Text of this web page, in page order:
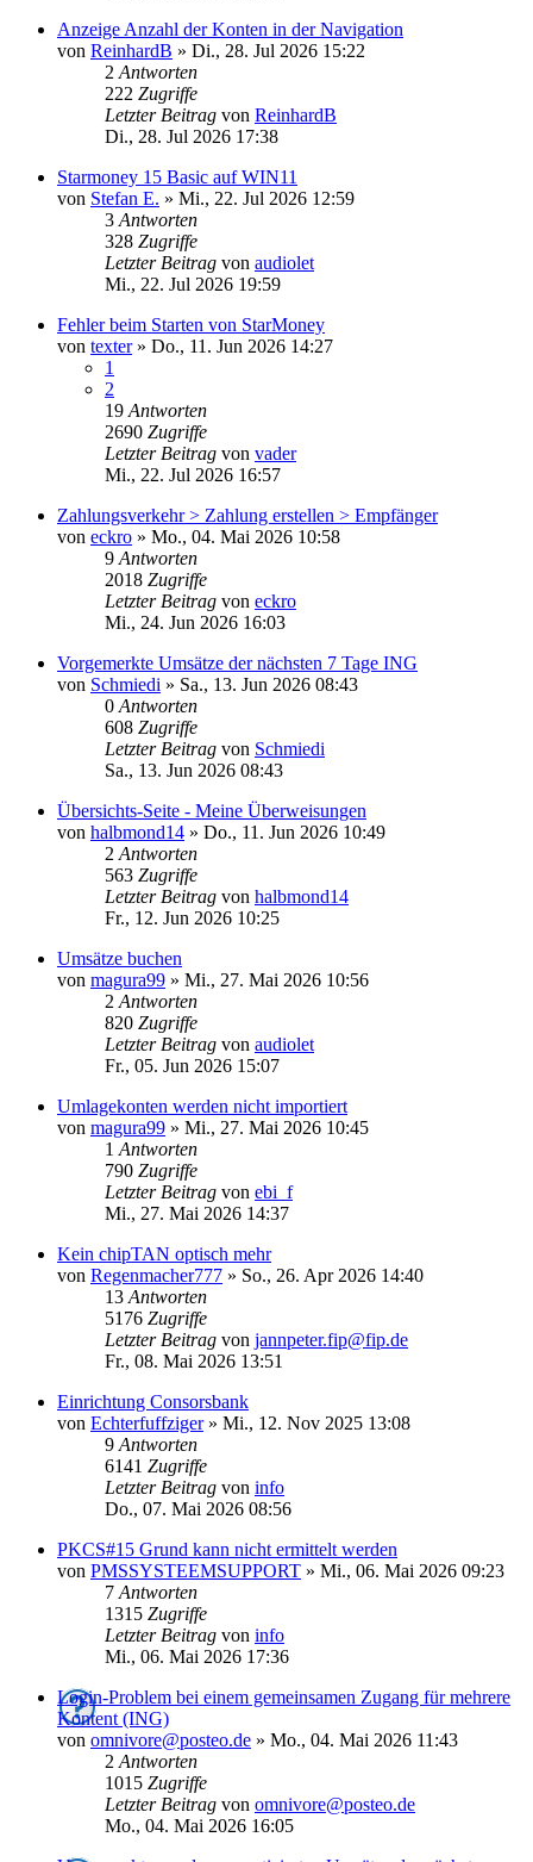
Anzeige Anzahl der Konten in der Navigation
von ReinhardB » Di., 28. Jul 2026 15:22
2 Antworten
222 Zugriffe
Letzter Beitrag von ReinhardB
Di., 28. Jul 2026 17:38
Starmoney 15 Basic auf WIN11
von Stefan E. » Mi., 22. Jul 2026 12:59
3 Antworten
328 Zugriffe
Letzter Beitrag von audiolet
Mi., 22. Jul 2026 19:59
Fehler beim Starten von StarMoney
von texter» Do., 11. Jun 2026 14:27
1
2
19 Antworten
2690 Zugriffe
Letzter Beitrag von vader
Mi., 22. Jul 2026 16:57
Zahlungsverkehr > Zahlung erstellen > Empfänger
von eckro » Mo., 04. Mai 2026 10:58
9 Antworten
2018 Zugriffe
Letzter Beitrag von eckro
Mi., 24. Jun 2026 16:03
Vorgemerkte Umsätze der nächsten 7 Tage ING
von Schmiedi » Sa., 13. Jun 2026 08:43
0 Antworten
608 Zugriffe
Letzter Beitrag von Schmiedi
Sa., 13. Jun 2026 08:43
Übersichts-Seite - Meine Überweisungen
von halbmond14 » Do., 11. Jun 2026 10:49
2 Antworten
563 Zugriffe
Letzter Beitrag von halbmond14
Fr., 12. Jun 2026 10:25
Umsätze buchen
von magura99 » Mi., 27. Mai 2026 10:56
2 Antworten
820 Zugriffe
Letzter Beitrag von audiolet
Fr., 05. Jun 2026 15:07
Umlagekonten werden nicht importiert
von magura99 » Mi., 27. Mai 2026 10:45
1 Antworten
790 Zugriffe
Letzter Beitrag von ebi_f
Mi., 27. Mai 2026 14:37
Kein chipTAN optisch mehr
von Regenmacher777 » So., 26. Apr 2026 14:40
13 Antworten
5176 Zugriffe
Letzter Beitrag von jannpeter.fip@fip.de
Fr., 08. Mai 2026 13:51
Einrichtung Consorsbank
von Echterfuffziger» Mi., 12. Nov 2025 13:08
9 Antworten
6141 Zugriffe
Letzter Beitrag von info
Do., 07. Mai 2026 08:56
PKCS#15 Grund kann nicht ermittelt werden
von PMSSYSTEEMSUPPORT » Mi., 06. Mai 2026 09:23
7 Antworten
1315 Zugriffe
Letzter Beitrag von info
Mi., 06. Mai 2026 17:36
Login-Problem bei einem gemeinsamen Zugang für mehrere
Kontent (ING)
von omnivore@posteo.de » Mo., 04. Mai 2026 11:43
2 Antworten
1015 Zugriffe
Letzter Beitrag von omnivore@posteo.de
Mo., 04. Mai 2026 16:05